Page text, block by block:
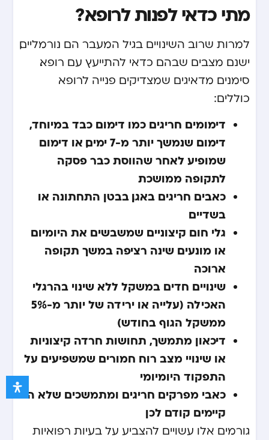
מתי כדאי לפנות לרופא?
למרות שרוב השינויים בגיל המעבר הם נורמליים,
ישנם מצבים שבהם כדאי להתייעץ עם רופא.
סימנים מדאיגים שמצדיקים פנייה לרופא
כוללים:
דימומים חריגים כמו דימום כבד במיוחד,
דימום שנמשך יותר מ-7 ימים, או דימום
שמופיע לאחר שהווסת כבר פסקה
לתקופה ממושכת
כאבים חריגים באגן, בבטן התחתונה או
בשדיים
גלי חום קיצוניים שמשבשים את היומיום
או מונעים שינה רציפה במשך תקופה
ארוכה
שינויים חדים במשקל ללא שינוי בהרגלי
האכילה (עלייה או ירידה של יותר מ-5%
ממשקל הגוף בחודש)
דיכאון מתמשך, תחושות חרדה קיצוניות
או שינויי מצב רוח חמורים שמשפיעים על
התפקוד היומיומי
כאבי מפרקים חריגים ומתמשכים שלא היו
קיימים קודם לכן
גורמים אלו עשויים להצביע על בעיות רפואיות